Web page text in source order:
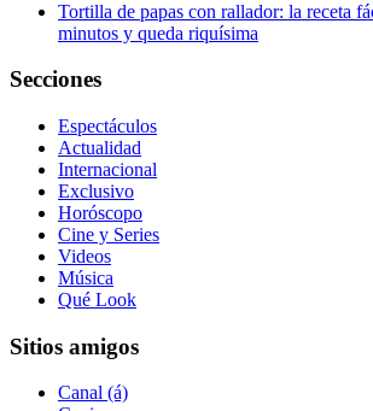
Tortilla de papas con rallador: la receta
minutos y queda riquísima
Secciones
Espectáculos
Actualidad
Internacional
Exclusivo
Horóscopo
Cine y Series
Videos
Música
Qué Look
Sitios amigos
Canal (á)